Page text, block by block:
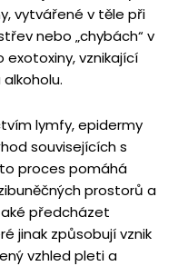
vytvářené v těle při
nebo „chybách“ v
vznikající
lymfy, epidermy
souvisejících s
proces pomáhá
prostorů a
předcházet
jinak způsobují vznik
vzhled pleti a